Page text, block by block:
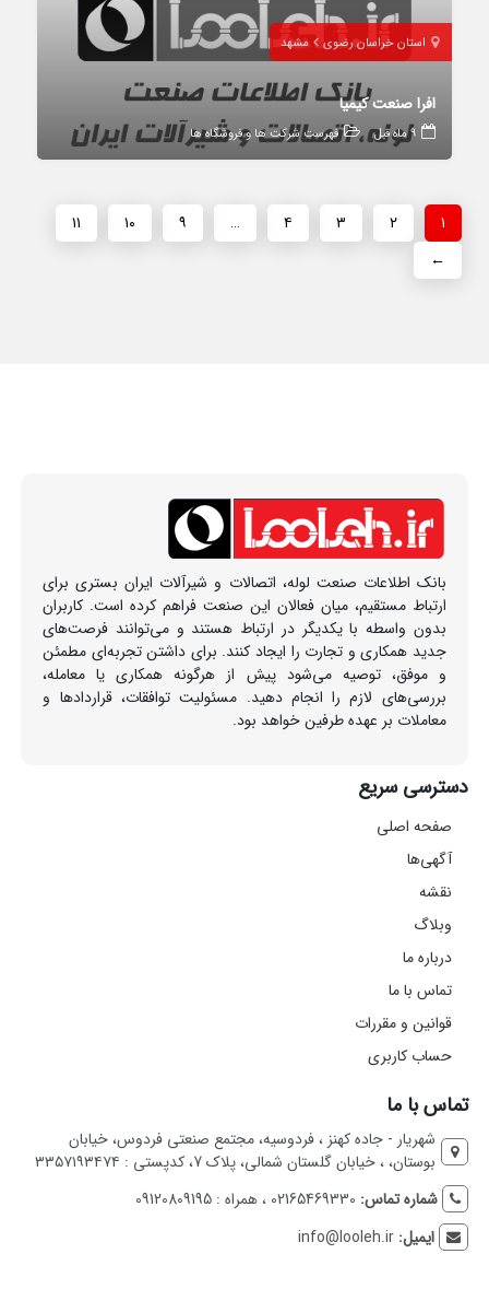
استان خراسان رضوی مشهد
افرا صنعت کیمیا
9 ماه قبل فهرست شرکت ها و فروشگاه ها
۱ ۲ ۳ ۴ … ۹ ۱۰
۱۱
←
بانک اطلاعات صنعت لوله، اتصالات و شیرآلات ایران بستری برای
ارتباط مستقیم، میان فعالان این صنعت فراهم کرده است. کاربران
بدون واسطه با یکدیگر در ارتباط هستند و می‌توانند فرصت‌های
جدید همکاری و تجارت را ایجاد کنند. برای داشتن تجربه‌ای مطمئن
و موفق، توصیه می‌شود پیش از هرگونه همکاری یا معامله،
بررسی‌های لازم را انجام دهید. مسئولیت توافقات، قراردادها و
معاملات بر عهده طرفین خواهد بود.
دسترسی سریع
صفحه اصلی
آگهی‌ها
نقشه
وبلاگ
درباره ما
تماس با ما
قوانین و مقررات
حساب کاربری
تماس با ما
شهریار - جاده کهنز ، فردوسیه، مجتمع صنعتی فردوس، خیابان
بوستان، ، خیابان گلستان شمالی، پلاک 7، کدپستی : ۳۳۵۷۱۹۳۴۷۴
شماره تماس: 02165469330 ، همراه : 09120809195
ایمیل:info@looleh.ir